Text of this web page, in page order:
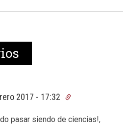
2017 - 17:32
pasar siendo de ciencias!,